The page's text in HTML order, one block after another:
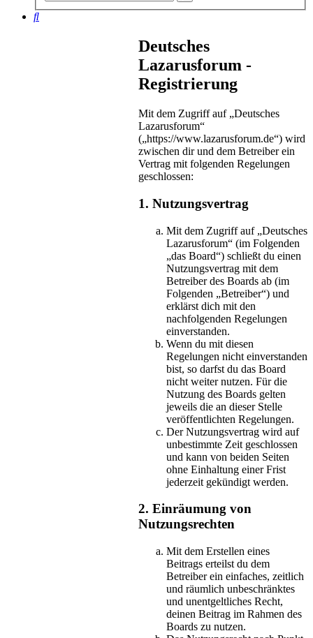
Suche
Deutsches
Lazarusforum -
Registrierung
Mit dem Zugriff auf „Deutsches
Lazarusforum“
(„https://www.lazarusforum.de“) wird
zwischen dir und dem Betreiber ein
Vertrag mit folgenden Regelungen
geschlossen:
1. Nutzungsvertrag
Mit dem Zugriff auf „Deutsches
Lazarusforum“ (im Folgenden
„das Board“) schließt du einen
Nutzungsvertrag mit dem
Betreiber des Boards ab (im
Folgenden „Betreiber“) und
erklärst dich mit den
nachfolgenden Regelungen
einverstanden.
Wenn du mit diesen
Regelungen nicht einverstanden
bist, so darfst du das Board
nicht weiter nutzen. Für die
Nutzung des Boards gelten
jeweils die an dieser Stelle
veröffentlichten Regelungen.
Der Nutzungsvertrag wird auf
unbestimmte Zeit geschlossen
und kann von beiden Seiten
ohne Einhaltung einer Frist
jederzeit gekündigt werden.
2. Einräumung von
Nutzungsrechten
Mit dem Erstellen eines
Beitrags erteilst du dem
Betreiber ein einfaches, zeitlich
und räumlich unbeschränktes
und unentgeltliches Recht,
deinen Beitrag im Rahmen des
Boards zu nutzen.